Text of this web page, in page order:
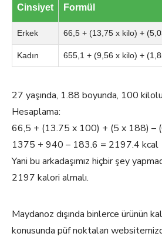
Cinsiyet Formül
Erkek 66,5 + (13,75 x kilo) +
Kadın 655,1 + (9,56 x kilo) +
27 yaşında, 1.88 boyunda, 100
Hesaplama:
66,5 + (13.75 x 100) + (5 x 188) –
1375 + 940 – 183.6 = 2197.4 kcal
Yani bu arkadaşımız hiçbir şey
2197 kalori almalı.
Maydanoz dışında binlerce ürünün
konusunda püf noktaları